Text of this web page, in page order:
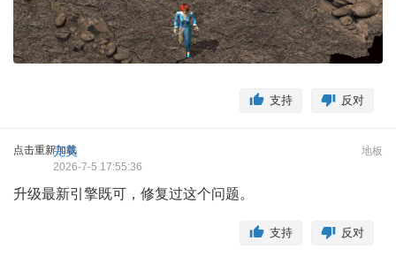
反对
支持
点击重新加载 地板
完美
2026-7-5 17:55:36
升级最新引擎既可，修复过这个问题。
反对
支持